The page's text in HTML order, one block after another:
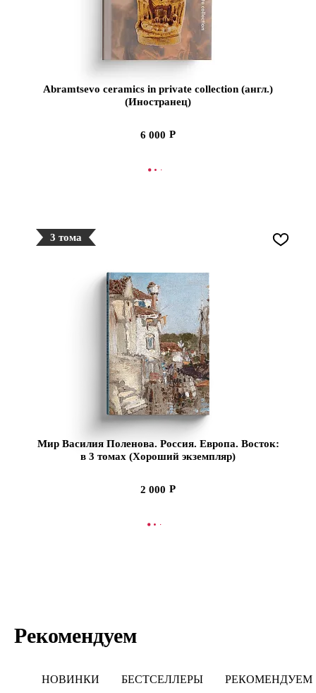
Abramtsevo ceramics in private collection (англ.)
(Иностранец)
6 000
В КОРЗИНУ
3 тома
Мир Василия Поленова. Россия. Европа. Восток:
в 3 томах (Хороший экземпляр)
2 000
СООБЩИТЬ О ПОСТУПЛЕНИИ
Рекомендуем
НОВИНКИ БЕСТСЕЛЛЕРЫ РЕКОМЕНДУЕМ